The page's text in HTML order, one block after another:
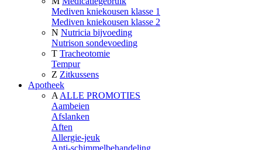
Mediven kniekousen klasse 1
Mediven kniekousen klasse 2
N Nutricia bijvoeding
Nutrison sondevoeding
T Tracheotomie
Tempur
Z Zitkussens
Apotheek
A ALLE PROMOTIES
Aambeien
Afslanken
Aften
Allergie-jeuk